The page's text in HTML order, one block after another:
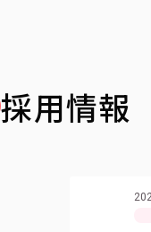
採用情報